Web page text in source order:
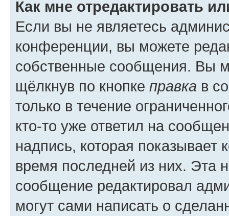
Как мне отредактировать
Если вы не являетесь
конференции, вы можете
собственные сообщения. Вы
щёлкнув по кнопке правка в
только в течение
кто-то уже ответил на
надпись, которая показывает
время последней из них. Эта
сообщение редактировал
могут сами написать о